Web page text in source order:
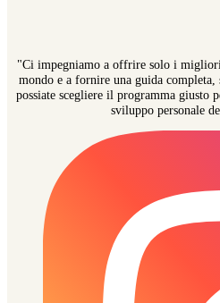
"Ci impegniamo a offrire solo i
mondo e a fornire una guida completa,
possiate scegliere il programma
sviluppo personale